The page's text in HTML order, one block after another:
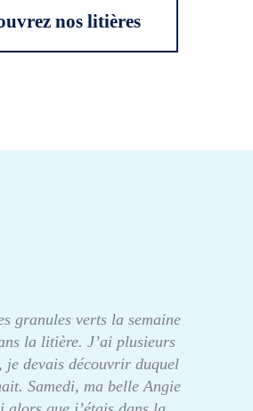
nos litières
granules verts la semaine
la litière. J’ai plusieurs
je devais découvrir duquel
Samedi, ma belle Angie